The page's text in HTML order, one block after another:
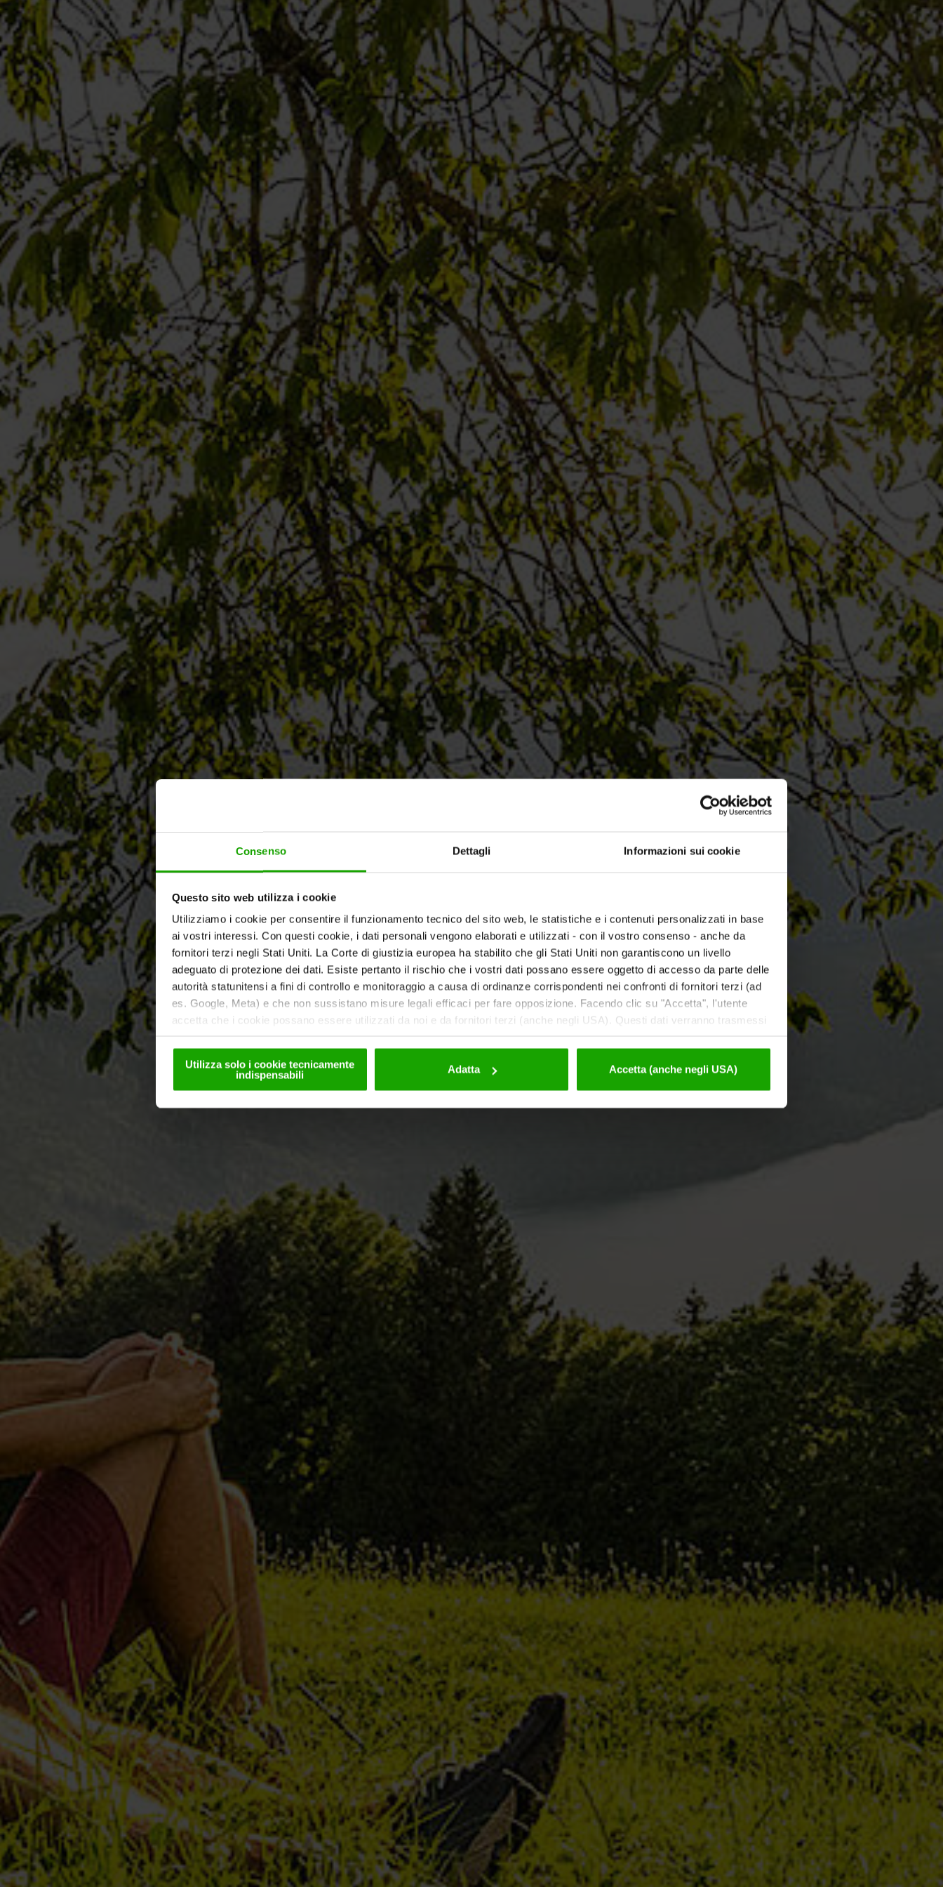
Consenso Dettagli Informazioni sui cookie
Questo sito web utilizza i cookie
Utilizziamo i cookie per consentire il funzionamento tecnico del sito web, le statistiche e i contenuti personalizzati in base
ai vostri interessi. Con questi cookie, i dati personali vengono elaborati e utilizzati - con il vostro consenso - anche da
fornitori terzi negli Stati Uniti. La Corte di giustizia europea ha stabilito che gli Stati Uniti non garantiscono un livello
adeguato di protezione dei dati. Esiste pertanto il rischio che i vostri dati possano essere oggetto di accesso da parte delle
autorità statunitensi a fini di controllo e monitoraggio a causa di ordinanze corrispondenti nei confronti di fornitori terzi (ad
es. Google, Meta) e che non sussistano misure legali efficaci per fare opposizione. Facendo clic su "Accetta", l'utente
accetta che i cookie possano essere utilizzati da noi e da fornitori terzi (anche negli USA). Questi dati verranno trasmessi
Utilizza solo i cookie tecnicamente
indispensabili
Adatta Accetta (anche negli USA)